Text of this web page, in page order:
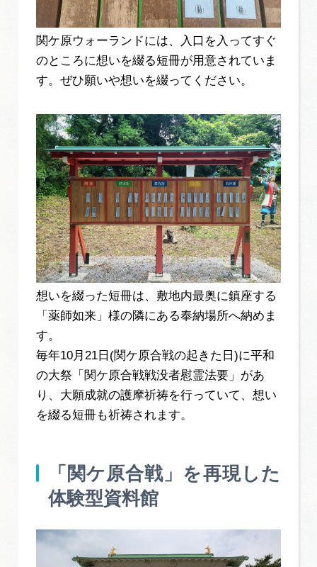
関ケ原ウォーランドには、入口を入ってすぐ
のところに想いを綴る短冊が用意されていま
す。ぜひ願いや想いを綴ってください。
想いを綴った短冊は、敷地内最奥に鎮座する
「薬師如来」様の隣にある奉納場所へ納めま
す。
毎年10月21日(関ケ原合戦の起きた日)に平和
の大祭「関ケ原合戦戦没者慰霊法要」があ
り、大願成就の護摩祈祷を行っていて、想い
を綴る短冊も祈祷されます。
「関ケ原合戦」を再現した
体験型資料館